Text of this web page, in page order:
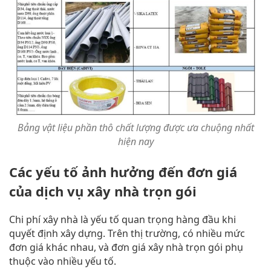
Bảng vật liệu phần thô chất lượng được ưa chuộng nhất
hiện nay
Các yếu tố ảnh hưởng đến đơn giá
của dịch vụ xây nhà trọn gói
Chi phí xây nhà là yếu tố quan trọng hàng đầu khi
quyết định xây dựng. Trên thị trường, có nhiều mức
đơn giá khác nhau, và đơn giá xây nhà trọn gói phụ
thuộc vào nhiều yếu tố.